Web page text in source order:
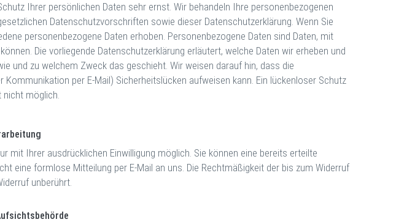
Ihrer persönlichen Daten sehr ernst. Wir behandeln Ihre personenbezogenen
Datenschutzvorschriften sowie dieser Datenschutzerklärung. Wenn Sie
personenbezogene Daten erhoben. Personenbezogene Daten sind Daten, mit
Die vorliegende Datenschutzerklärung erläutert, welche Daten wir erheben und
und zu welchem Zweck das geschieht. Wir weisen darauf hin, dass die
Kommunikation per E-Mail) Sicherheitslücken aufweisen kann. Ein lückenloser Schutz
nicht möglich.
mit Ihrer ausdrücklichen Einwilligung möglich. Sie können eine bereits erteilte
eine formlose Mitteilung per E-Mail an uns. Die Rechtmäßigkeit der bis zum Widerruf
unberührt.